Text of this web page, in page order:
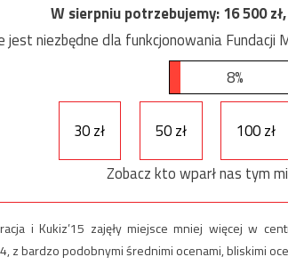
W sierpniu potrzebujemy:16 500
niezbędne dla funkcjonowania Fundacji
8%
30 zł 50 zł 100 zł
Zobacz kto wparł nas tym
i Kukiz’15 zajęły miejsce mniej więcej w
z bardzo podobnymi średnimi ocenami, bliskimi